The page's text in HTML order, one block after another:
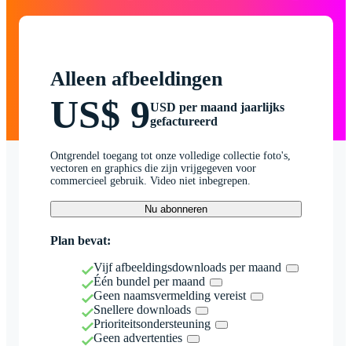
Alleen afbeeldingen
US$ 9USD per maand jaarlijks
gefactureerd
Ontgrendel toegang tot onze volledige collectie foto's,
vectoren en graphics die zijn vrijgegeven voor
commercieel gebruik. Video niet inbegrepen.
Nu abonneren
Plan bevat:
Vijf afbeeldingsdownloads per maand
Één bundel per maand
Geen naamsvermelding vereist
Snellere downloads
Prioriteitsondersteuning
Geen advertenties